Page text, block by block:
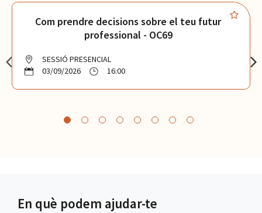
Com prendre decisions sobre el teu futur
professional - OC69
SESSIÓ PRESENCIAL
03/09/2026
16:00
En què podem ajudar-te